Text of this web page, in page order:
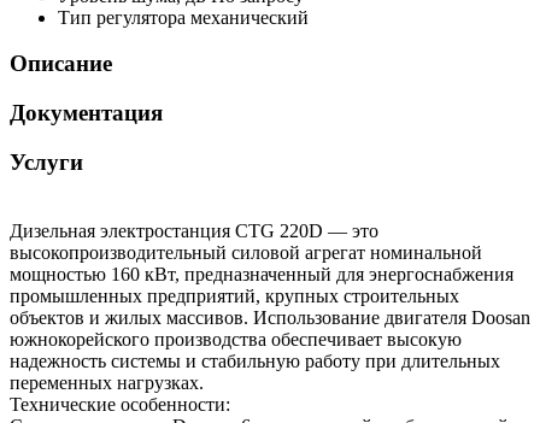
Тип регулятора механический
Описание
Документация
Услуги
Дизельная электростанция CTG 220D — это
высокопроизводительный силовой агрегат номинальной
мощностью 160 кВт, предназначенный для энергоснабжения
промышленных предприятий, крупных строительных
объектов и жилых массивов. Использование двигателя Doosan
южнокорейского производства обеспечивает высокую
надежность системы и стабильную работу при длительных
переменных нагрузках.
Технические особенности: